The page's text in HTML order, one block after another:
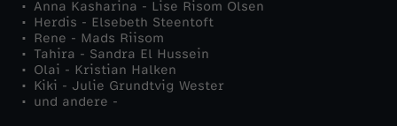
l
g
e
Anna Kasharina - Lise Risom Olsen
Herdis - Elsebeth Steentoft
Rene - Mads Riisom
Tahira - Sandra El Hussein
Olai - Kristian Halken
Kiki - Julie Grundtvig Wester
und andere -